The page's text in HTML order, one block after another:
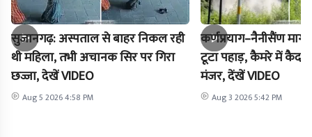
सुजानगढ़: अस्पताल से बाहर निकल रही
थी महिला, तभी अचानक सिर पर गिरा
छज्जा, देखें VIDEO
Aug 5 2026 4:58 PM
कर्णप्रयाग–नैनीसैंण
टूटा पहाड़, कैमरे में कैद
मंजर, देंखें VIDEO
Aug 3 2026 5:42 PM